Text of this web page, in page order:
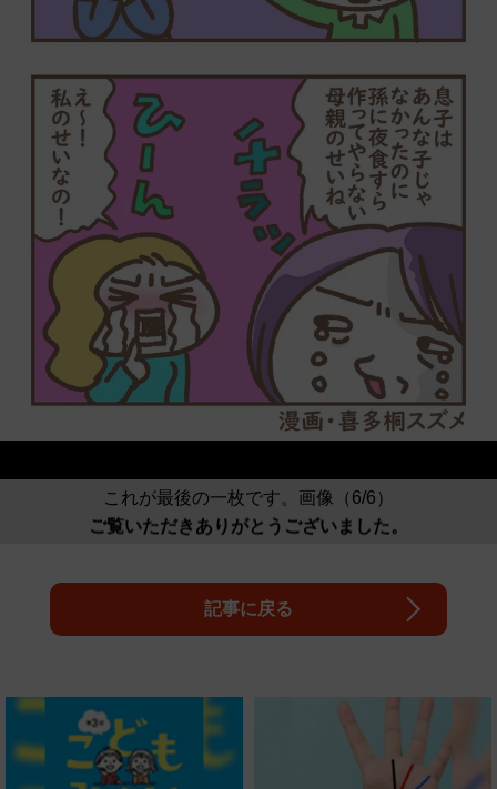
これが最後の一枚です。画像（6/6）
ご覧いただきありがとうございました。
記事に戻る